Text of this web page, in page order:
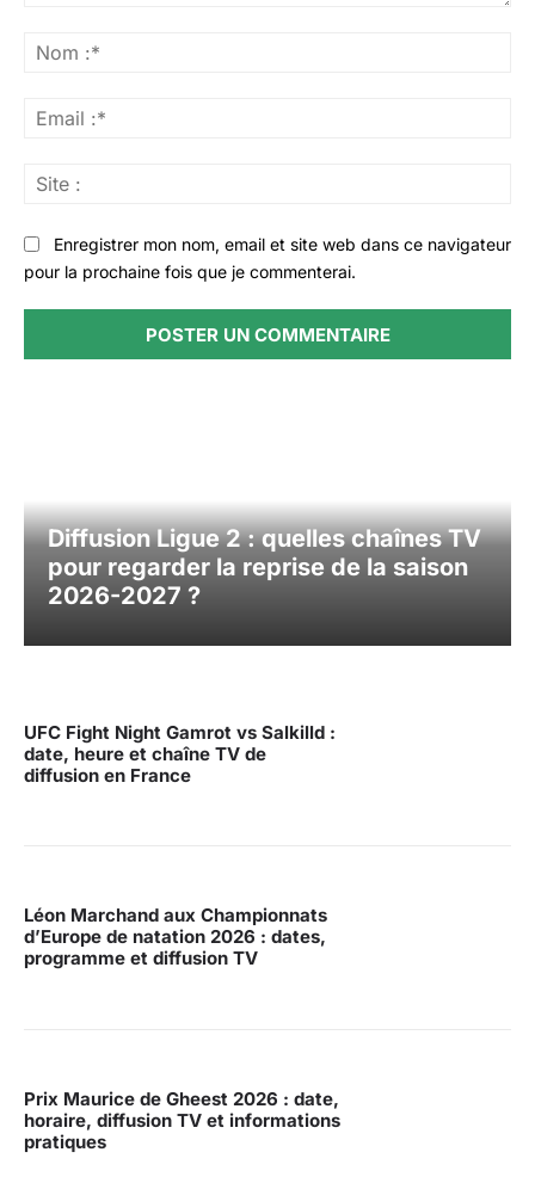
Enregistrer mon nom, email et site web dans ce navigateur
pour la prochaine fois que je commenterai.
Diffusion Ligue 2 : quelles chaînes TV
pour regarder la reprise de la saison
2026-2027 ?
UFC Fight Night Gamrot vs Salkilld :
date, heure et chaîne TV de
diffusion en France
Léon Marchand aux Championnats
d’Europe de natation 2026 : dates,
programme et diffusion TV
Prix Maurice de Gheest 2026 : date,
horaire, diffusion TV et informations
pratiques